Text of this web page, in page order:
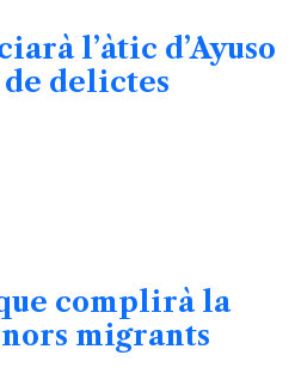
l’àtic d’Ayuso
delictes
complirà la
migrants